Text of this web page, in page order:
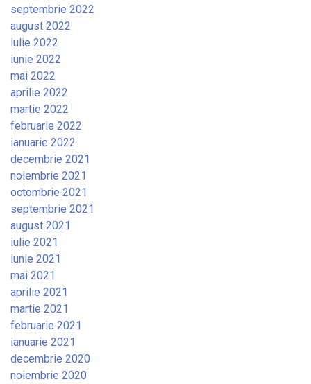
septembrie 2022
august 2022
iulie 2022
iunie 2022
mai 2022
aprilie 2022
martie 2022
februarie 2022
ianuarie 2022
decembrie 2021
noiembrie 2021
octombrie 2021
septembrie 2021
august 2021
iulie 2021
iunie 2021
mai 2021
aprilie 2021
martie 2021
februarie 2021
ianuarie 2021
decembrie 2020
noiembrie 2020